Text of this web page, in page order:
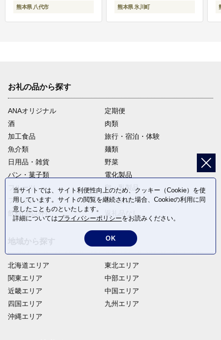
熊本県 八代市 熊本県 氷川町
お礼の品から探す
ANAオリジナル
定期便
酒
肉類
加工食品
旅行・宿泊・体験
魚介類
麺類
日用品・雑貨
野菜
パン・菓子類
電化製品
フルーツ
卵・乳製品
ファッション
米・穀物
飲料(酒以外)
北海道エリア
関東エリア
近畿エリア
四国エリア
沖縄エリア
東北エリア
中部エリア
中国エリア
九州エリア
当サイトでは、サイト利便性向上のため、クッキー（Cookie）を使
用しています。サイトの閲覧を継続された場合、Cookieの利用に同
意したことものといたします。
詳細についてはプライバシーポリシーをお読みください。
OK